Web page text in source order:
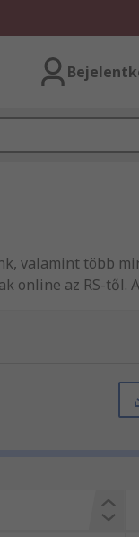
valamint több
online az RS-től.
kínálatát
kollégáink
belüli szállítással.
állnak az Ön